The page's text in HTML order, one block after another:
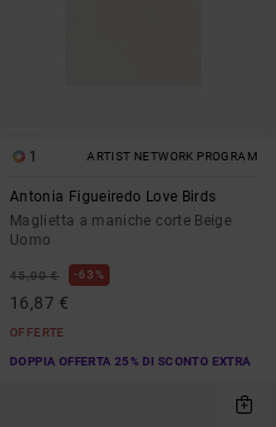
1 ARTIST NETWORK PROGRAM
Antonia Figueiredo Love Birds
Maglietta a maniche corte Beige
Uomo
45,00 € 63%
16,87 €
OFFERTE
DOPPIA OFFERTA 25% DI SCONTO EXTRA